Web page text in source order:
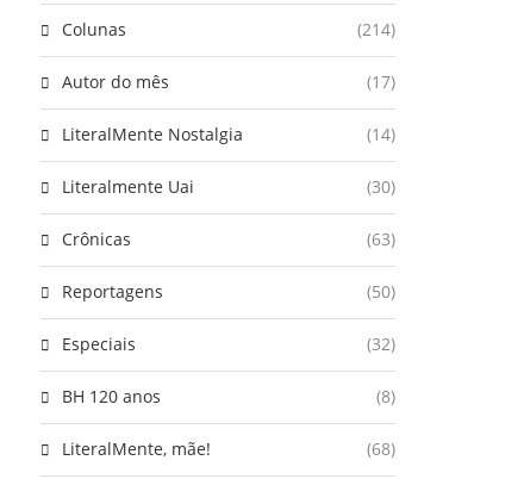
Colunas (214)
Autor do mês (17)
LiteralMente Nostalgia (14)
Literalmente Uai (30)
Crônicas (63)
Reportagens (50)
Especiais (32)
BH 120 anos (8)
LiteralMente, mãe! (68)